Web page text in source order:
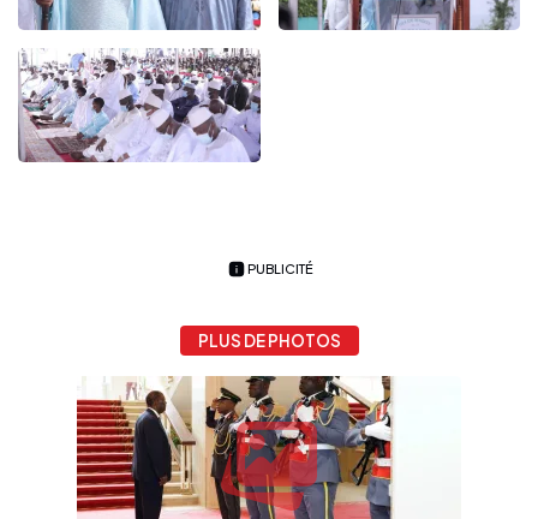
PUBLICITÉ
PLUS DE PHOTOS